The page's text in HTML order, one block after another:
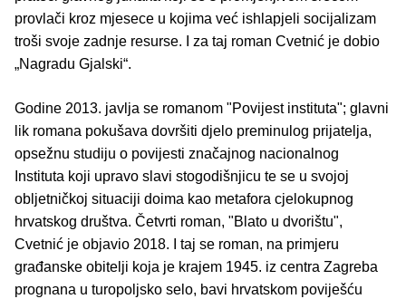
provlači kroz mjesece u kojima već ishlapjeli socijalizam
troši svoje zadnje resurse. I za taj roman Cvetnić je dobio
„Nagradu Gjalski“.
Godine 2013. javlja se romanom "Povijest instituta"; glavni
lik romana pokušava dovršiti djelo preminulog prijatelja,
opsežnu studiju o povijesti značajnog nacionalnog
Instituta koji upravo slavi stogodišnjicu te se u svojoj
obljetničkoj situaciji doima kao metafora cjelokupnog
hrvatskog društva. Četvrti roman, "Blato u dvorištu",
Cvetnić je objavio 2018. I taj se roman, na primjeru
građanske obitelji koja je krajem 1945. iz centra Zagreba
prognana u turopoljsko selo, bavi hrvatskom poviješću